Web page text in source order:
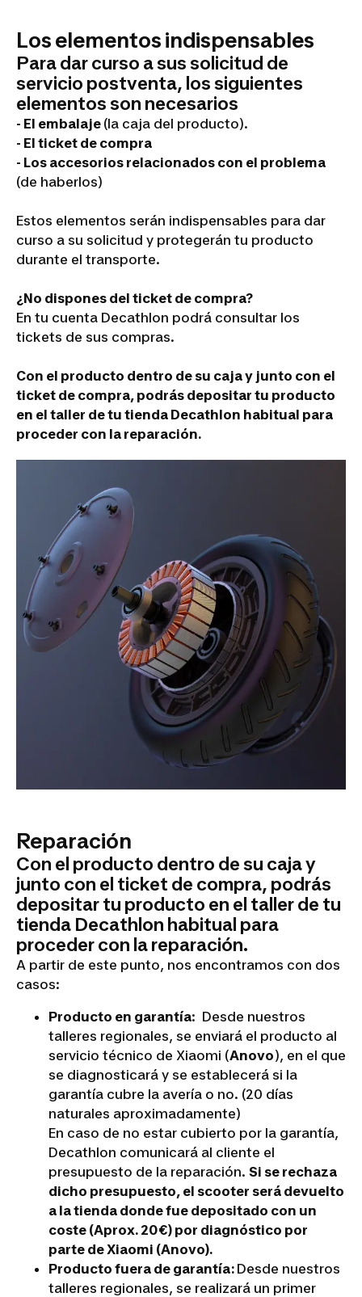
Los elementos indispensables
Para dar curso a sus solicitud de
servicio postventa, los siguientes
elementos son necesarios
- El embalaje (la caja del producto).
- El ticket de compra
- Los accesorios relacionados con el problema
(de haberlos)
Estos elementos serán indispensables para dar
curso a su solicitud y protegerán tu producto
durante el transporte.
¿No dispones del ticket de compra?
En tu cuenta Decathlon podrá consultar los
tickets de sus compras.
Con el producto dentro de su caja y junto con el
ticket de compra, podrás depositar tu producto
en el taller de tu tienda Decathlon habitual para
proceder con la reparación.
Reparación
Con el producto dentro de su caja y
junto con el ticket de compra, podrás
depositar tu producto en el taller de tu
tienda Decathlon habitual para
proceder con la reparación.
A partir de este punto, nos encontramos con dos
casos:
Producto en garantía: Desde nuestros
talleres regionales, se enviará el producto al
servicio técnico de Xiaomi (Anovo), en el que
se diagnosticará y se establecerá si la
garantía cubre la avería o no. (20 días
naturales aproximadamente)
En caso de no estar cubierto por la garantía,
Decathlon comunicará al cliente el
presupuesto de la reparación. Si se rechaza
dicho presupuesto, el scooter será devuelto
a la tienda donde fue depositado con un
coste (Aprox. 20€) por diagnóstico por
parte de Xiaomi (Anovo).
Producto fuera de garantía: Desde nuestros
talleres regionales, se realizará un primer